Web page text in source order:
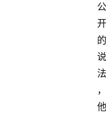
公
开
的
说
法
，
他